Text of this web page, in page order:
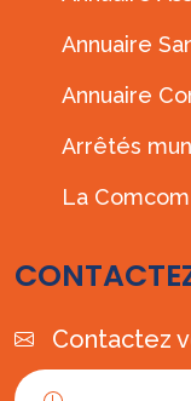
Annuaire
Annuaire
Arrêtés
La Comcom
Contactez